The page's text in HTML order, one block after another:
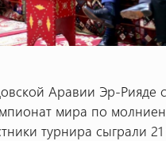
Аравии Эр-Рияде
мира по
турнира сыграли 21